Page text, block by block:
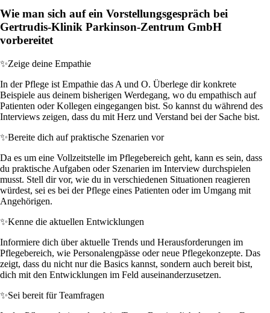
Wie man sich auf ein Vorstellungsgespräch bei
Gertrudis-Klinik Parkinson-Zentrum GmbH
vorbereitet
✨Zeige deine Empathie
In der Pflege ist Empathie das A und O. Überlege dir konkrete
Beispiele aus deinem bisherigen Werdegang, wo du empathisch auf
Patienten oder Kollegen eingegangen bist. So kannst du während des
Interviews zeigen, dass du mit Herz und Verstand bei der Sache bist.
✨Bereite dich auf praktische Szenarien vor
Da es um eine Vollzeitstelle im Pflegebereich geht, kann es sein, dass
du praktische Aufgaben oder Szenarien im Interview durchspielen
musst. Stell dir vor, wie du in verschiedenen Situationen reagieren
würdest, sei es bei der Pflege eines Patienten oder im Umgang mit
Angehörigen.
✨Kenne die aktuellen Entwicklungen
Informiere dich über aktuelle Trends und Herausforderungen im
Pflegebereich, wie Personalengpässe oder neue Pflegekonzepte. Das
zeigt, dass du nicht nur die Basics kannst, sondern auch bereit bist,
dich mit den Entwicklungen im Feld auseinanderzusetzen.
✨Sei bereit für Teamfragen